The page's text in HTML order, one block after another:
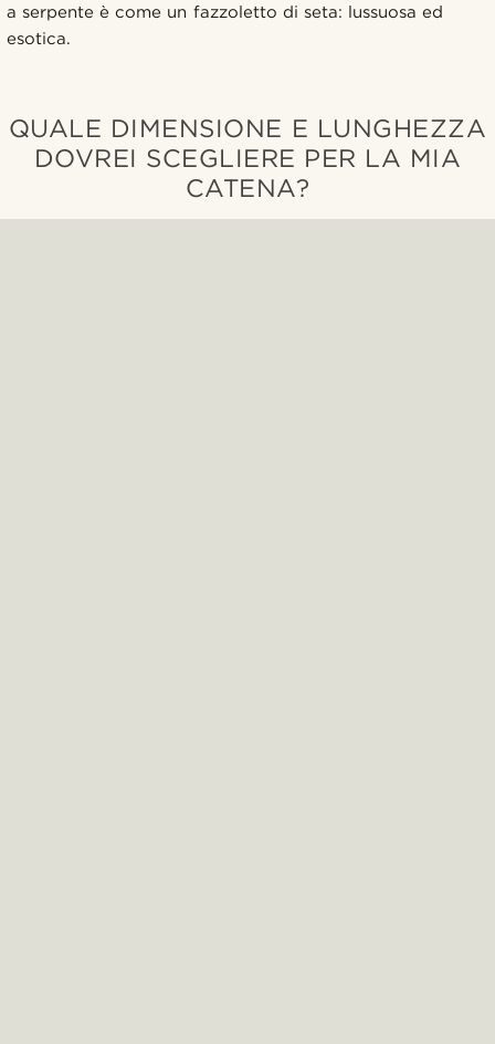
a serpente è come un fazzoletto di seta: lussuosa ed
esotica.
QUALE DIMENSIONE E LUNGHEZZA
DOVREI SCEGLIERE PER LA MIA
CATENA?